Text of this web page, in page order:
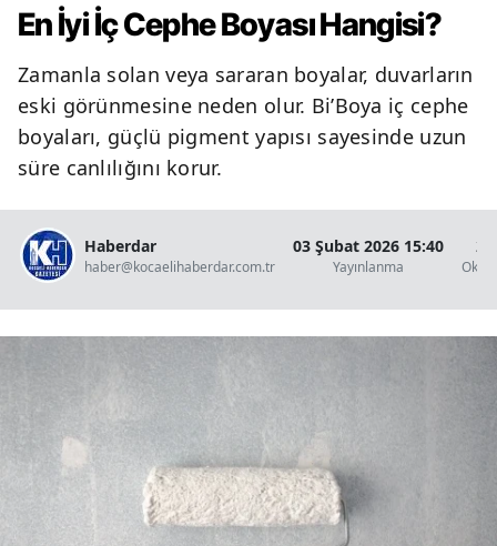
En İyi İç Cephe Boyası Hangisi?
Zamanla solan veya sararan boyalar, duvarların
eski görünmesine neden olur. Bi’Boya iç cephe
boyaları, güçlü pigment yapısı sayesinde uzun
süre canlılığını korur.
Haberdar
haber@kocaelihaberdar.com.tr
03 Şubat 2026 15:40
Yayınlanma
2